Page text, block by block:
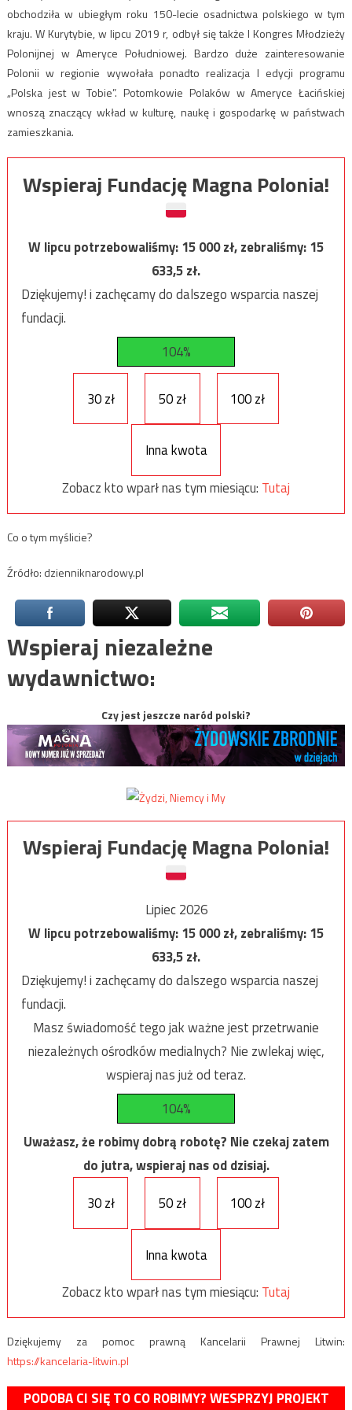
obchodziła w ubiegłym roku 150-lecie osadnictwa polskiego w tym
kraju. W Kurytybie, w lipcu 2019 r, odbył się także I Kongres Młodzieży
Polonijnej w Ameryce Południowej. Bardzo duże zainteresowanie
Polonii w regionie wywołała ponadto realizacja I edycji programu
„Polska jest w Tobie”. Potomkowie Polaków w Ameryce Łacińskiej
wnoszą znaczący wkład w kulturę, naukę i gospodarkę w państwach
zamieszkania.
Wspieraj Fundację Magna Polonia!
W lipcu potrzebowaliśmy:15 000zł, zebraliśmy:15
633,5zł.
Dziękujemy! i zachęcamy do dalszego wsparcia naszej
fundacji.
104%
30 zł 50 zł 100 zł
Inna kwota
Zobacz kto wparł nas tym miesiącu: Tutaj
Co o tym myślicie?
Źródło: dzienniknarodowy.pl
Wspieraj niezależne
wydawnictwo:
Czy jest jeszcze naród polski?
Wspieraj Fundację Magna Polonia!
Lipiec 2026
W lipcu potrzebowaliśmy:15 000zł, zebraliśmy:15
633,5zł.
Dziękujemy! i zachęcamy do dalszego wsparcia naszej
fundacji.
Masz świadomość tego jak ważne jest przetrwanie
niezależnych ośrodków medialnych? Nie zwlekaj więc,
wspieraj nas już od teraz.
104%
Uważasz, że robimy dobrą robotę? Nie czekaj zatem
do jutra, wspieraj nas od dzisiaj.
30 zł
50 zł 100 zł
Inna kwota
Zobacz kto wparł nas tym miesiącu: Tutaj
Dziękujemy za pomoc prawną Kancelarii Prawnej Litwin:
https://kancelaria-litwin.pl
PODOBA CI SIĘ TO CO ROBIMY? WESPRZYJ PROJEKT